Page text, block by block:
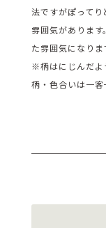
法ですがぽって
雰囲気がありま
た雰囲気になりま
※柄はにじんだよ
柄・色合いは一客